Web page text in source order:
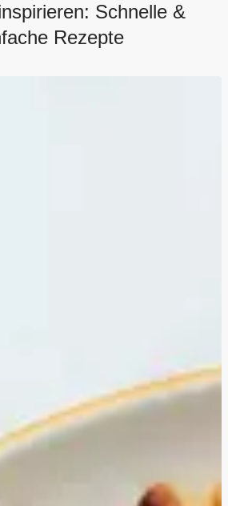
Schnelle &
Rezepte